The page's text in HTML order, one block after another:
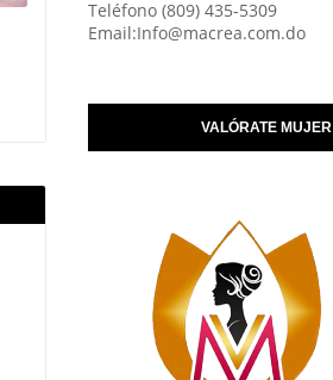
Teléfono (809) 435-5309
Email:Info@macrea.com.do
VALÓRATE MUJER